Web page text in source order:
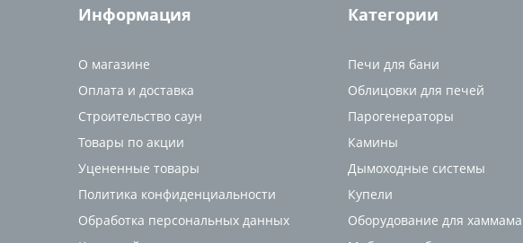
Информация
О магазине
Оплата и доставка
Строительство саун
Товары по акции
Уцененные товары
Политика конфиденциальности
Обработка персональных данных
Категории
Печи для бани
Облицовки для печей
Парогенераторы
Камины
Дымоходные системы
Купели
Оборудование для хаммама